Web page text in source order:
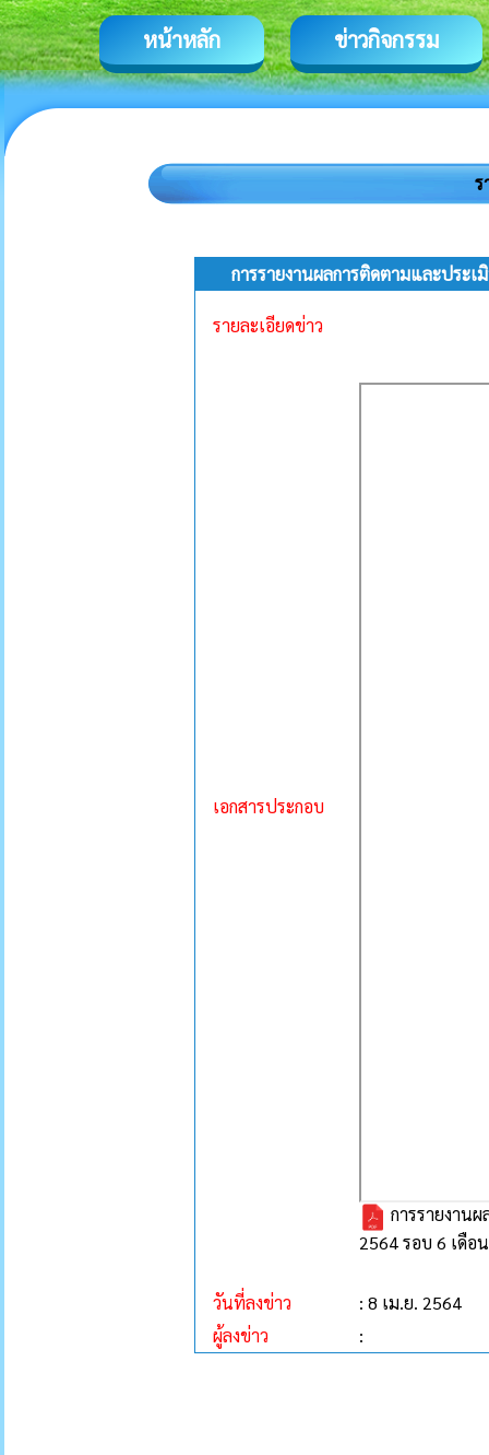
หน้าหลัก ข่าวกิจกรรม
ร
การรายงานผลการติดตามและปร
รายละเอียดข่าว
เอกสารประกอบ
การรายงาน
2564 รอบ 6 เดือน
วันที่ลงข่าว
: 8 เม.ย. 2564
ผู้ลงข่าว
: